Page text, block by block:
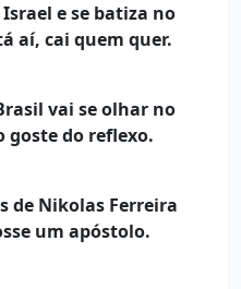
e se batiza no
aí, cai quem quer.
vai se olhar no
goste do reflexo.
de Nikolas Ferreira
um apóstolo.